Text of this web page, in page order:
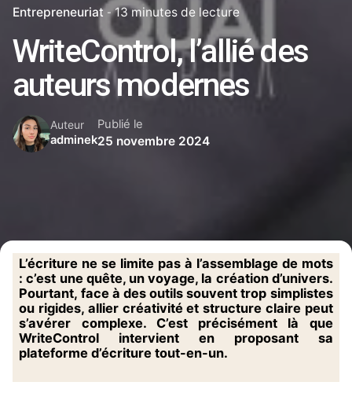
Entrepreneuriat 13 minutes de lecture
WriteControl, l’allié des
auteurs modernes
Auteur
adminek
Publié le
25 novembre 2024
L’écriture ne se limite pas à l’assemblage de mots
: c’est une quête, un voyage, la création d’univers.
Pourtant, face à des outils souvent trop simplistes
ou rigides, allier créativité et structure claire peut
s’avérer complexe. C’est précisément là que
WriteControl intervient en proposant sa
plateforme d’écriture tout-en-un.